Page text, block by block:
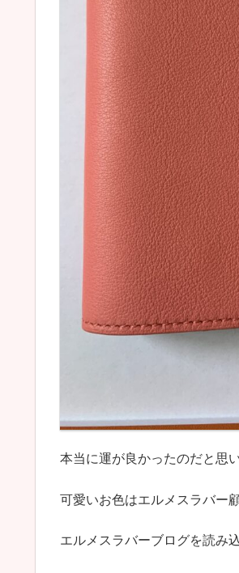
本当に運が良かったのだと思い
可愛いお色はエルメスラバー
エルメスラバーブログを読み